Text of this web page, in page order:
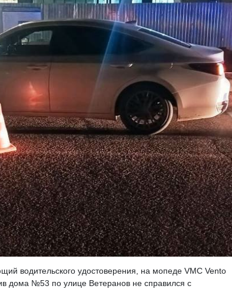
водительского удостоверения, на мопеде VMC Vento
дома №53 по улице Ветеранов не справился с